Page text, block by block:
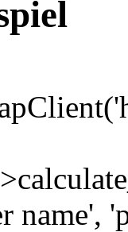
(
name',